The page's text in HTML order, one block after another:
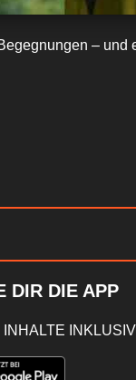
–
DIR DIE APP
INHALTE